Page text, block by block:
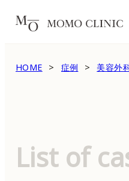
HOME 症例 美容外
List of